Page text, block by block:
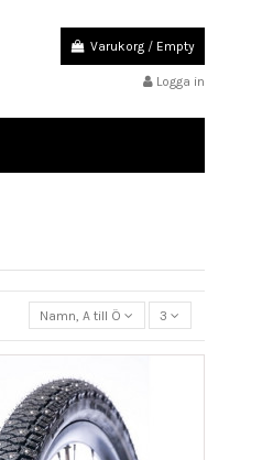
Varukorg / Empty
Logga in
Namn, A till Ö 3